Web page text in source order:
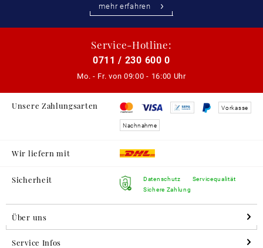
mehr erfahren
Service-Hotline:
0711 / 230 600 0
Mo. - Fr. von 09:00 - 16:00 Uhr
Unsere Zahlungsarten Vorkasse
Nachnahme
Wir liefern mit
Sicherheit
Datenschutz
Sichere Zahlung
Servicequalität
Über uns
Service Infos